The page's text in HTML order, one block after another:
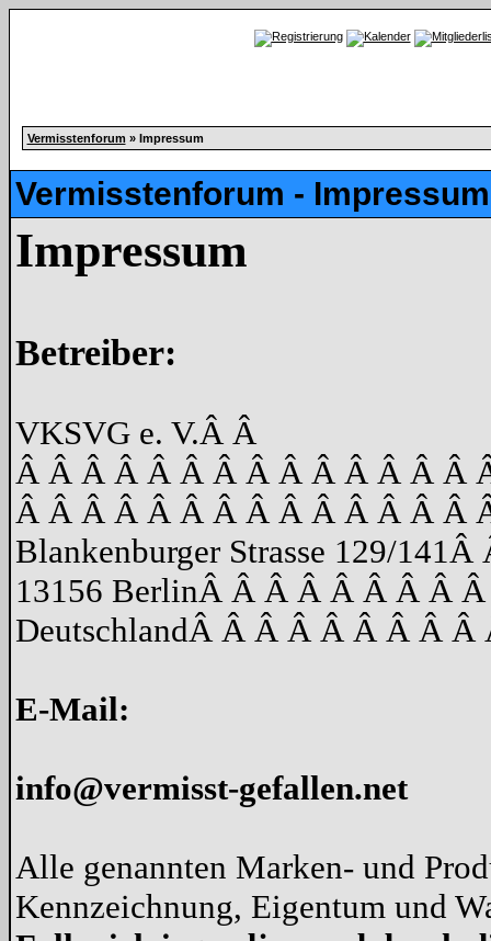
Vermisstenforum » Impressum
Vermisstenforum - Impressum
Impressum
Betreiber:
VKSVG e. V.Â Â
Â Â Â Â Â Â Â Â Â Â Â Â Â Â
Â Â Â Â Â Â Â Â Â Â Â Â Â Â
Blankenburger Strasse 129/141Â
13156 BerlinÂ Â Â Â Â Â Â Â
DeutschlandÂ Â Â Â Â Â Â Â
E-Mail:
info@vermisst-gefallen.net
Alle genannten Marken- und
Kennzeichnung, Eigentum und